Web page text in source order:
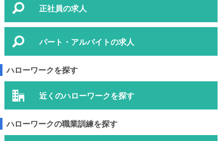
正社員の求人
パート・アルバイトの求人
ハローワークを探す
近くのハローワークを探す
ハローワークの職業訓練を探す